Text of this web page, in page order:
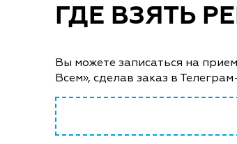
ГДЕ ВЗЯТЬ
Вы можете записаться на
Всем», сделав заказ в